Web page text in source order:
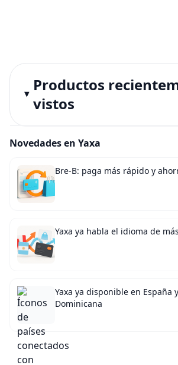
Productos
vistos
Novedades en Yaxa
Bre-B: paga más rápido y
Yaxa ya habla el idioma de
Yaxa ya disponible en España
Dominicana